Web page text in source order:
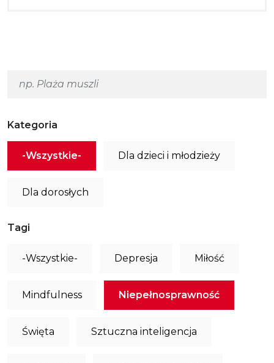
Kategoria
-Wszystkie- Dla dzieci i młodzieży
Dla dorosłych
Tagi
-Wszystkie- Depresja Miłość
Mindfulness Niepełnosprawność
Święta Sztuczna inteligencja